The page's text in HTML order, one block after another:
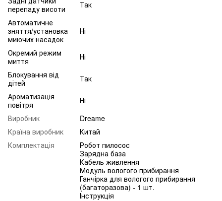
перепаду висоти
Так
Автоматичне
зняття/установка
миючих насадок
Ні
Окремий режим
миття
Ні
Блокування від
дітей
Так
Ароматизація
повітря
Ні
Виробник
Dreame
Країна виробник
Китай
Комплектація
Робот пилосос
Зарядна база
Кабель живлення
Модуль вологого прибирання
Ганчірка для вологого прибирання
(багаторазова) - 1 шт.
Інструкція